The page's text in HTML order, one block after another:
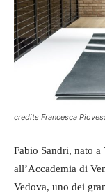
credits Francesca
Fabio Sandri, nato
all’Accademia di
Vedova, uno dei